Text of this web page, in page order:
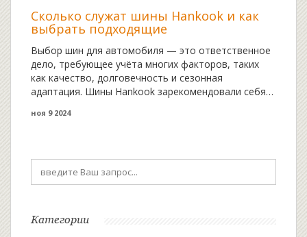
Сколько служат шины Hankook и как
выбрать подходящие
Выбор шин для автомобиля — это ответственное
дело, требующее учёта многих факторов, таких
как качество, долговечность и сезонная
адаптация. Шины Hankook зарекомендовали себя
своей функциональности и долговечности. В
для разных сезонов. Также приводятся
практические советы по уходу за шинами, чтобы
продлить их срок службы.
ноя 9 2024
Категории